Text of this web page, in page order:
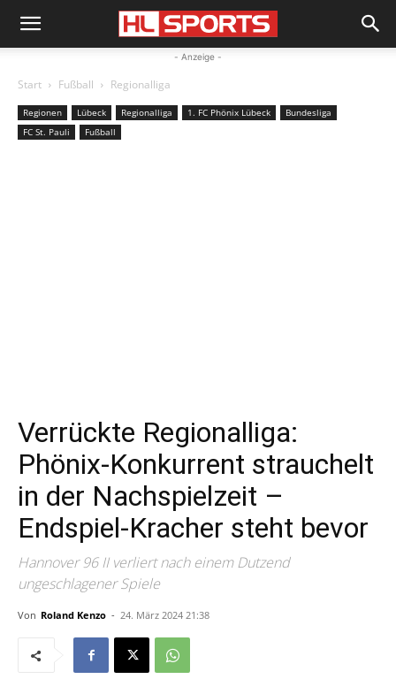
- Anzeige -
Start Fußball Regionalliga
Regionen Lübeck Regionalliga 1. FC Phönix Lübeck
Bundesliga
FC St. Pauli
Fußball
Verrückte Regionalliga:
Phönix-Konkurrent strauchelt
in der Nachspielzeit –
Endspiel-Kracher steht bevor
Hannover 96 II verliert nach einem Dutzend
ungeschlagener Spiele
Von Roland Kenzo - 24. März 2024 21:38